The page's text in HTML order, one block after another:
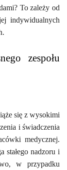
To zależy od
indywidualnych
zespołu
się z wysokimi
i świadczenia
medycznej.
stałego nadzoru i
w przypadku